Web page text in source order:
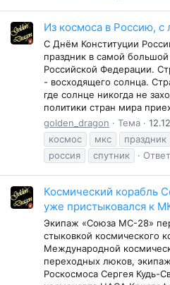
Из космоса в Россию,
С Днём Конституции
праздник в самой
Российской Федерации.
- восходящего солнца.
где солнце никогда не
политики стран мира
golden_dragon
Тема
космос
мкс праздник
россия
спутник
Космический корабль
уже пристыковался к
Экипаж «Союза МС-28»
стыковкой космического
Международной
переходных люков,
Роскосмоса Сергея Кудь-